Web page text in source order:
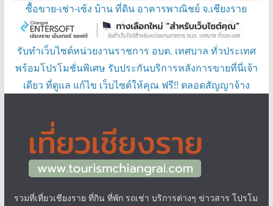
ซื้อขาย-เช่า-เซ้ง บ้าน ที่ดิน อาคารพาณิชย์ จ.เชียงราย
รับทำเว็บไซต์หน่วยงานราชการ อบต. เทศบาล ทั่วประเทศ
พร้อมโปรโมชั่นพิเศษ รับประกันบริการหลังการขายที่นี่เจ้า
เดียว ที่ดูแล แก้ไข เว็บไซต์ให้คุณ ฟรี!! ตลอดสัญญาจ้าง
รวมที่เที่ยวเชียงราย ที่กิน ที่พัก รถเช่า บริการต่างๆ ข่าวสาร โปรโม